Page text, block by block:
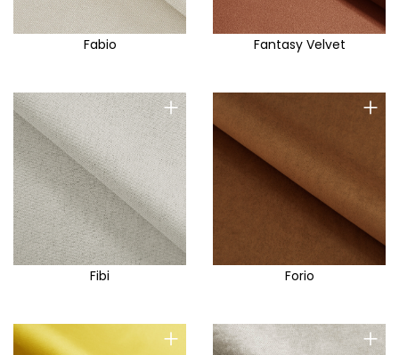
Fabio Fantasy Velvet
+
Fibi
+
Forio
+ +